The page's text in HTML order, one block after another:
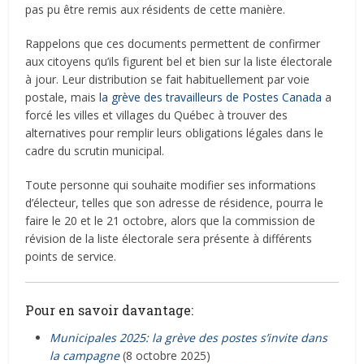
pas pu être remis aux résidents de cette manière.
Rappelons que ces documents permettent de confirmer
aux citoyens qu’ils figurent bel et bien sur la liste électorale
à jour. Leur distribution se fait habituellement par voie
postale, maisla grève des travailleurs de Postes Canada a
forcé les villes et villages du Québec à trouver des
alternatives pour remplir leurs obligations légales dans le
cadre du scrutin municipal.
Toute personne qui souhaite modifier ses informations
d’électeur, telles que son adresse de résidence, pourra le
faire le 20 et le 21 octobre, alors que la commission de
révision de la liste électorale sera présente à différents
points de service.
Pour en savoir davantage:
Municipales 2025: la grève des postes s’invite dans
la campagne(8 octobre 2025)